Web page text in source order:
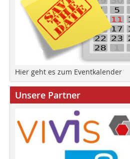
Hier geht es zum Eventkalender
Unsere Partner